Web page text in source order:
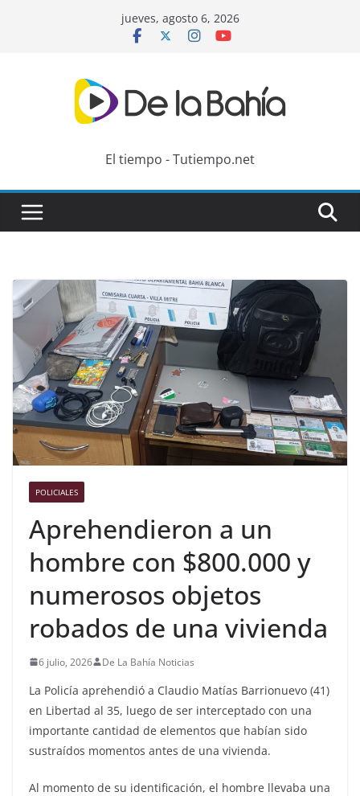
jueves, agosto 6, 2026
El tiempo - Tutiempo.net
POLICIALES
Aprehendieron a un
hombre con $800.000 y
numerosos objetos
robados de una vivienda
6 julio, 2026 De La Bahía Noticias
La Policía aprehendió a Claudio Matías Barrionuevo (41)
en Libertad al 35, luego de ser interceptado con una
importante cantidad de elementos que habían sido
sustraídos momentos antes de una vivienda.
Al momento de su identificación, el hombre llevaba una